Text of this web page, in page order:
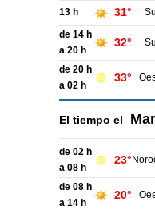
13 h 31°
de 14 h
a 20 h
32°
de 20 h
a 02 h
33°
El tiempo el
de 02 h
a 08 h
23°
de 08 h
a 14 h
20°